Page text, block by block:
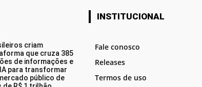
criam
que cruza 385
de informações e
para transformar
público de
INSTITUCIONAL
Fale conosco
Releases
Termos de uso